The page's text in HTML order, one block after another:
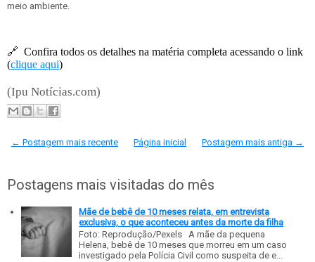
meio ambiente.
🔗 Confira todos os detalhes na matéria completa acessando o link
(clique aqui)
(Ipu Notícias.com)
← Postagem mais recente Postagem mais antiga →
Página inicial
Postagens mais visitadas do mês
Mãe de bebê de 10 meses relata, em entrevista
exclusiva, o que aconteceu antes da morte da filha
Foto: Reprodução/Pexels A mãe da pequena
Helena, bebê de 10 meses que morreu em um caso
investigado pela Polícia Civil como suspeita de e...